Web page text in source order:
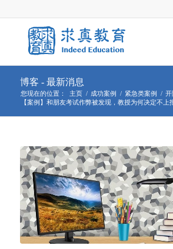
博客 - 最新消息
您现在的位置： 主页 / 成功案例 / 紧急类案例 / 开
【案例】和朋友考试作弊被发现，教授为何决定不上